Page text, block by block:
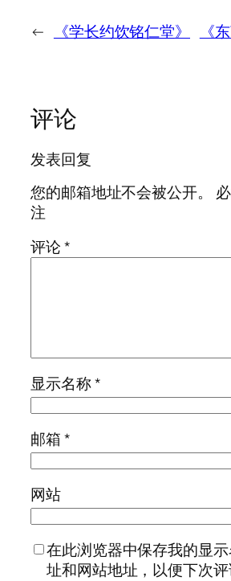
← 《学长约饮铭仁堂》 《
评论
发表回复
您的邮箱地址不会被公开。
注
评论*
显示名称*
邮箱*
网站
在此浏览器中保存我的显
址和网站地址，以便下次评